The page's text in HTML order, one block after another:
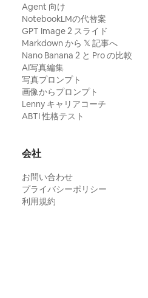
Agent 向け
NotebookLMの代替案
GPT Image 2 スライド
Markdown から 𝕏 記事へ
Nano Banana 2 と Pro の比較
AI写真編集
写真プロンプト
画像からプロンプト
Lenny キャリアコーチ
ABTI 性格テスト
会社
お問い合わせ
プライバシーポリシー
利用規約